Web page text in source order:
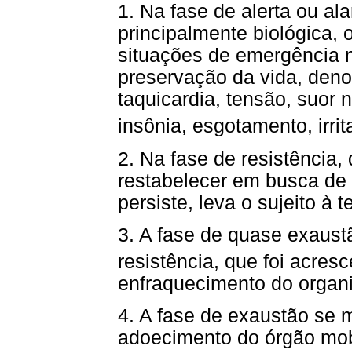
1. Na fase de alerta ou
principalmente biológica,
situações de emergência
preservação da vida,
taquicardia, tensão, suor
insônia, esgotamento,
2. Na fase de resistência,
restabelecer em busca
persiste, leva o sujeito à
3. A fase de quase
resistência, que foi
enfraquecimento do
4. A fase de exaustão se
adoecimento do órgão